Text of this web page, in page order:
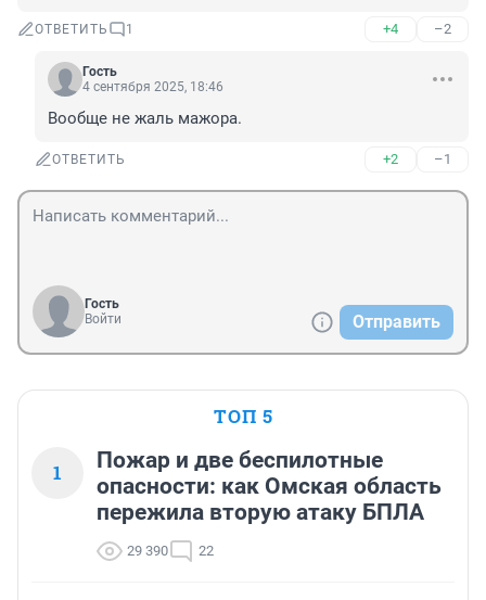
ОТВЕТИТЬ 1 +4 –2
Гость
4 сентября 2025, 18:46
Вообще не жаль мажора.
ОТВЕТИТЬ +2 –1
Гость
Войти
Отправить
ТОП 5
1
Пожар и две беспилотные
опасности: как Омская область
пережила вторую атаку БПЛА
29 390 22